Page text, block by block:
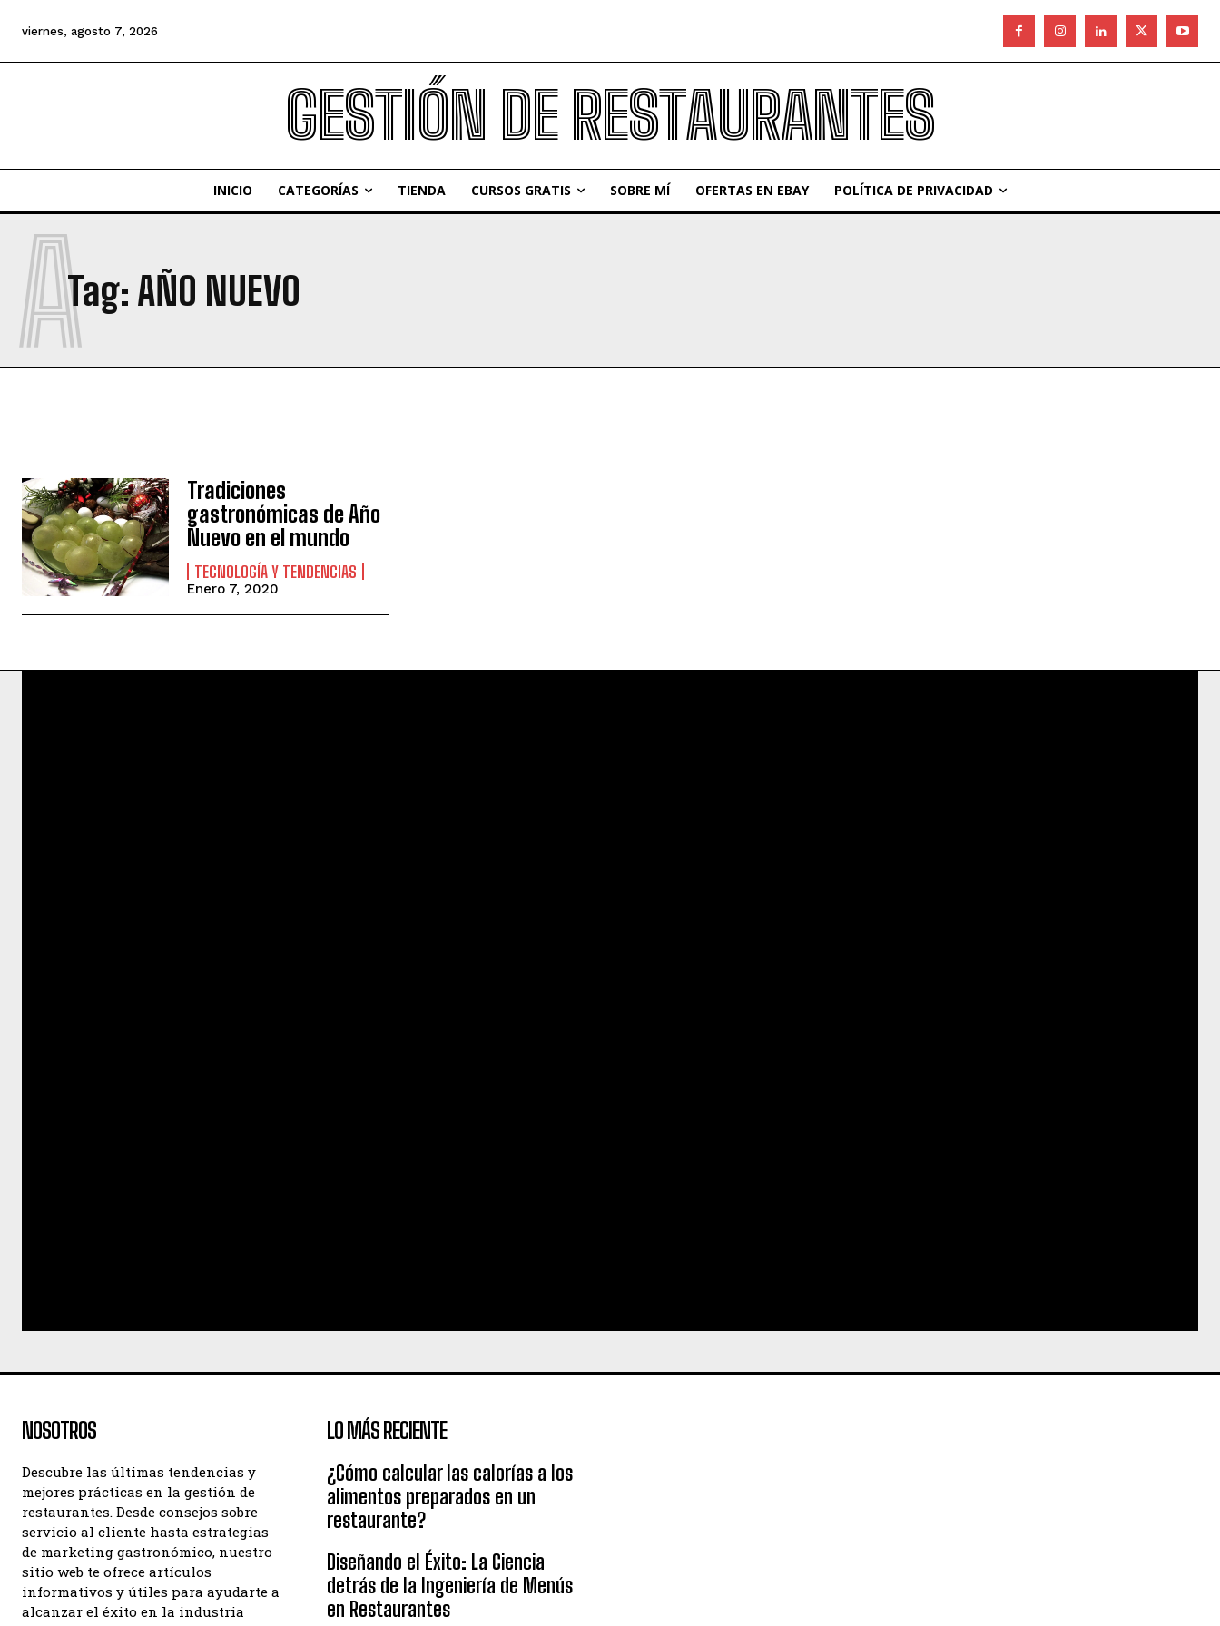
viernes, agosto 7, 2026
GESTIÓN DE RESTAURANTES
INICIO CATEGORÍAS TIENDA CURSOS GRATIS SOBRE MÍ OFERTAS EN EBAY POLÍTICA DE PRIVACIDAD
Tag: AÑO NUEVO
A
Tradiciones
gastronómicas de Año
Nuevo en el mundo
TECNOLOGÍA Y TENDENCIAS
Enero 7, 2020
NOSOTROS
Descubre las últimas tendencias y
mejores prácticas en la gestión de
restaurantes. Desde consejos sobre
servicio al cliente hasta estrategias
de marketing gastronómico, nuestro
sitio web te ofrece artículos
informativos y útiles para ayudarte a
alcanzar el éxito en la industria
LO MÁS RECIENTE
¿Cómo calcular las calorías a los
alimentos preparados en un
restaurante?
Diseñando el Éxito: La Ciencia
detrás de la Ingeniería de Menús
en Restaurantes